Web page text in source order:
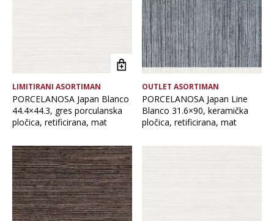
Namjena pločice
Vrsta asortimana
Vrsta obrade pločice
LIMITIRANI ASORTIMAN
PORCELANOSA Japan Blanco
44.4×44.3, gres porculanska
pločica, retificirana, mat
OUTLET ASORTIMAN
PORCELANOSA Japan Line
Blanco 31.6×90, keramička
pločica, retificirana, mat